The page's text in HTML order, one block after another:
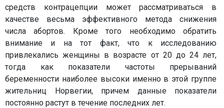
средств контрацепции может рассматриваться в
качестве весьма эффективного метода снижения
числа абортов. Кроме того необходимо обратить
внимание и на тот факт, что к исследованию
привлекались женщины в возрасте от 20 до 24 лет,
тогда как показатели частоты прерываний
беременности наиболее высоки именно в этой группе
жительниц Норвегии, причем данные показатели
постоянно растут в течение последних лет.